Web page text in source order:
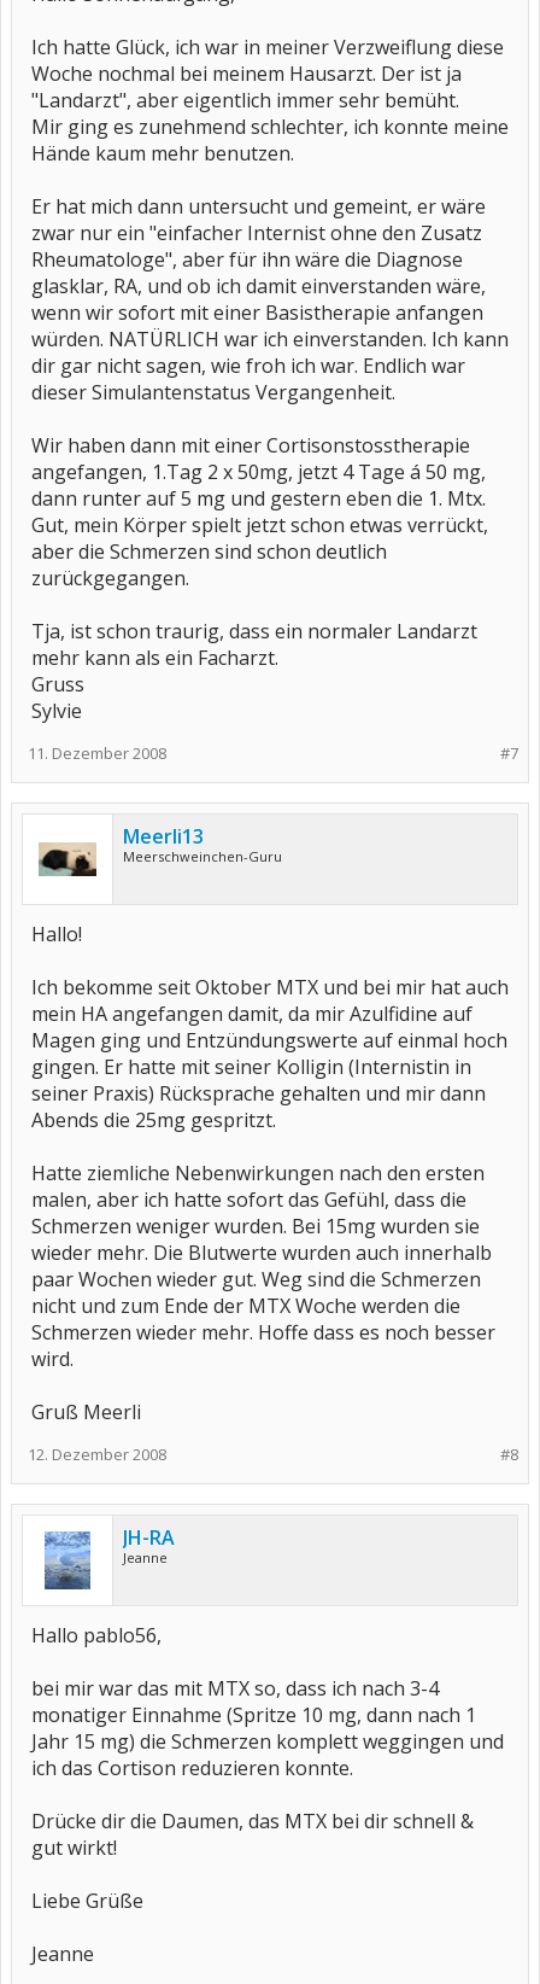
Ich hatte Glück, ich war in meiner Verzweiflung diese
Woche nochmal bei meinem Hausarzt. Der ist ja
"Landarzt", aber eigentlich immer sehr bemüht.
Mir ging es zunehmend schlechter, ich konnte meine
Hände kaum mehr benutzen.
Er hat mich dann untersucht und gemeint, er wäre
zwar nur ein "einfacher Internist ohne den Zusatz
Rheumatologe", aber für ihn wäre die Diagnose
glasklar, RA, und ob ich damit einverstanden wäre,
wenn wir sofort mit einer Basistherapie anfangen
würden. NATÜRLICH war ich einverstanden. Ich kann
dir gar nicht sagen, wie froh ich war. Endlich war
dieser Simulantenstatus Vergangenheit.
Wir haben dann mit einer Cortisonstosstherapie
angefangen, 1.Tag 2 x 50mg, jetzt 4 Tage á 50 mg,
dann runter auf 5 mg und gestern eben die 1. Mtx.
Gut, mein Körper spielt jetzt schon etwas verrückt,
aber die Schmerzen sind schon deutlich
zurückgegangen.
Tja, ist schon traurig, dass ein normaler Landarzt
mehr kann als ein Facharzt.
Gruss
Sylvie
#7
11. Dezember 2008
Meerli13
Meerschweinchen-Guru
Hallo!
Ich bekomme seit Oktober MTX und bei mir hat auch
mein HA angefangen damit, da mir Azulfidine auf
Magen ging und Entzündungswerte auf einmal hoch
gingen. Er hatte mit seiner Kolligin (Internistin in
seiner Praxis) Rücksprache gehalten und mir dann
Abends die 25mg gespritzt.
Hatte ziemliche Nebenwirkungen nach den ersten
malen, aber ich hatte sofort das Gefühl, dass die
Schmerzen weniger wurden. Bei 15mg wurden sie
wieder mehr. Die Blutwerte wurden auch innerhalb
paar Wochen wieder gut. Weg sind die Schmerzen
nicht und zum Ende der MTX Woche werden die
Schmerzen wieder mehr. Hoffe dass es noch besser
wird.
Gruß Meerli
#8
12. Dezember 2008
JH-RA
Jeanne
Hallo pablo56,
bei mir war das mit MTX so, dass ich nach 3-4
monatiger Einnahme (Spritze 10 mg, dann nach 1
Jahr 15 mg) die Schmerzen komplett weggingen und
ich das Cortison reduzieren konnte.
Drücke dir die Daumen, das MTX bei dir schnell &
gut wirkt!
Liebe Grüße
Jeanne